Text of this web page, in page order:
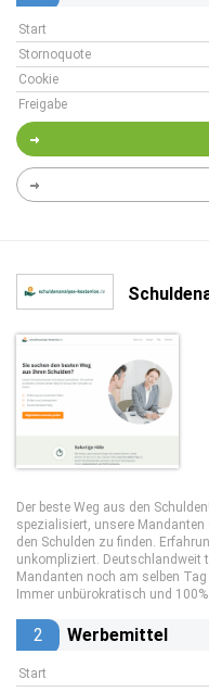
Start
Stornoquote
Cookie
Freigabe
Der beste Weg aus den
spezialisiert, unsere
den Schulden zu finden.
unkompliziert. Deutschlandweit
Mandanten noch am selben
Immer unbürokratisch und
2 Werbemittel
Start